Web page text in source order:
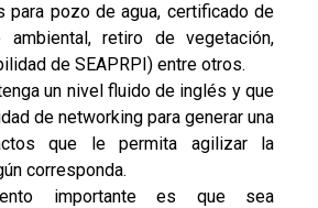
para pozo de agua, certificado de
retiro de vegetación,
de SEAPRPI) entre otros.
un nivel fluido de inglés y que
de networking para generar una
que le permita agilizar la
corresponda.
importante es que sea